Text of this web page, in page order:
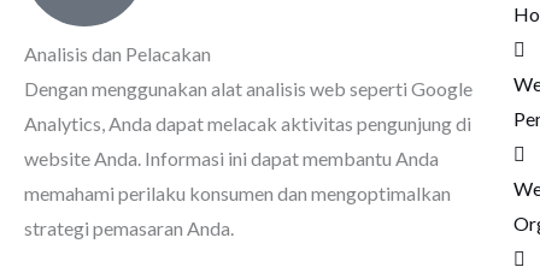
Analisis dan Pelacakan
Dengan menggunakan alat analisis web seperti Google
Analytics, Anda dapat melacak aktivitas pengunjung di
website Anda. Informasi ini dapat membantu Anda
memahami perilaku konsumen dan mengoptimalkan
strategi pemasaran Anda.